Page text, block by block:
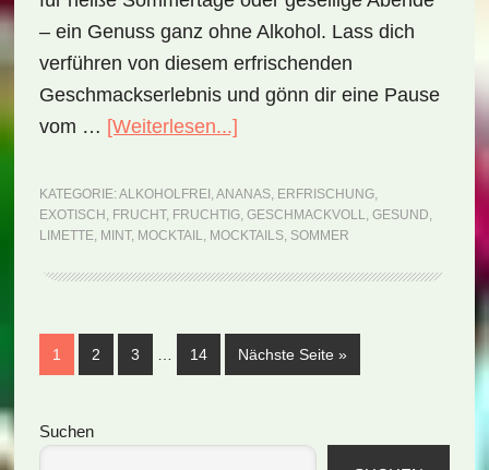
– ein Genuss ganz ohne Alkohol. Lass dich
verführen von diesem erfrischenden
Geschmackserlebnis und gönn dir eine Pause
vom … [Weiterlesen...]ÜberPineapple
Cooler
Mocktail
KATEGORIE: ALKOHOLFREI ,ANANAS, ERFRISCHUNG,
EXOTISCH , FRUCHT, FRUCHTIG, GESCHMACKVOLL, GESUND,
LIMETTE, MINT, MOCKTAIL, MOCKTAILS, SOMMER
Seite
1 Seite
2 Seite
3 Seite
14 Nächste Seite aufrufen
»
Seitenspalte
Suchen